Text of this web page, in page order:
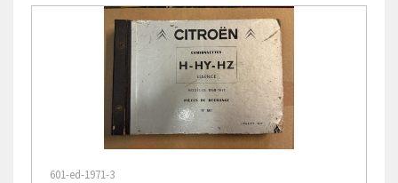
601-ed-1971-3